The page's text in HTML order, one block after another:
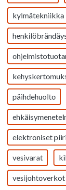
kylmätekniikka
päihdehuolto
elektroniset
vesivarat
vesijohtoverkot